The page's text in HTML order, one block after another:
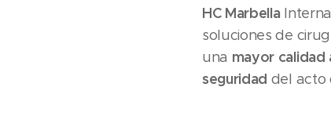
HC Marbella
soluciones de
una mayor calidad
seguridad del acto